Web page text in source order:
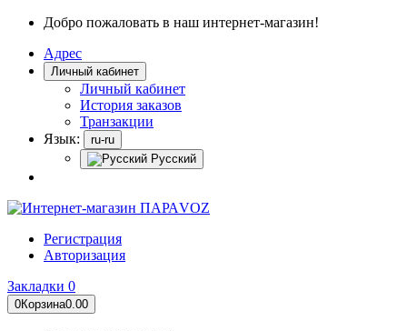
Добро пожаловать в наш интернет-магазин!
Адрес
Личный кабинет
Личный кабинет
История заказов
Транзакции
Язык:
ru-ru
Русский
Регистрация
Авторизация
Закладки 0
0Корзина0.00